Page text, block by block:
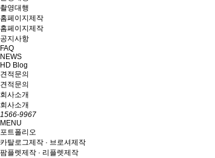
촬영대행
홈페이지제작
홈페이지제작
공지사항
FAQ
NEWS
HD Blog
견적문의
견적문의
회사소개
회사소개
1566-9967
MENU
포트폴리오
카탈로그제작 · 브로셔제작
팜플렛제작 · 리플렛제작